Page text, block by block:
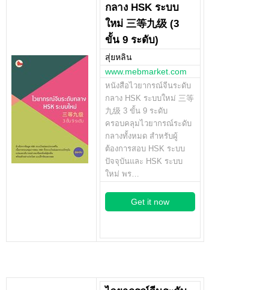
กลาง HSK ระบบ
ใหม่ 三等九级 (3
ขั้น 9 ระดับ)
สุ่ยหลิน
www.mebmarket.com
หนังสือไวยากรณ์จีนระดับ
กลาง HSK ระบบใหม่ 三等
九级 3 ขั้น 9 ระดับ
ครอบคลุมไวยากรณ์ระดับ
กลางทั้งหมด สำหรับผู้
ต้องการสอบ HSK ระบบ
ปัจจุบันและ HSK ระบบ
ใหม่ พร…
Get it now